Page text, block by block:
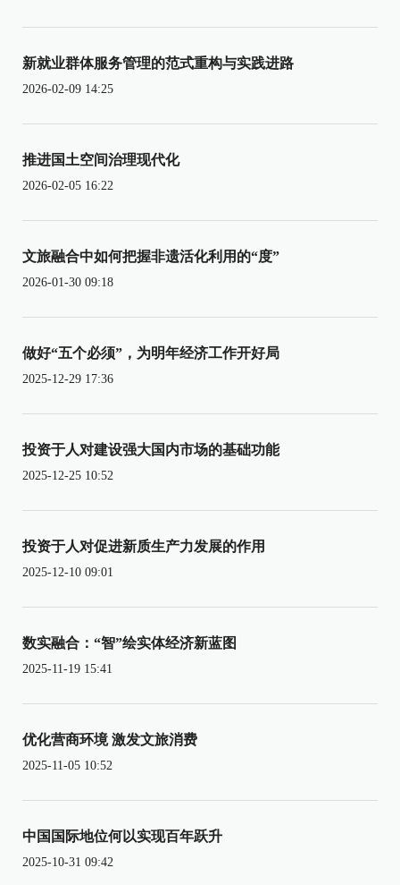
新就业群体服务管理的范式重构与实践进路
2026-02-09 14:25
推进国土空间治理现代化
2026-02-05 16:22
文旅融合中如何把握非遗活化利用的“度”
2026-01-30 09:18
做好“五个必须”，为明年经济工作开好局
2025-12-29 17:36
投资于人对建设强大国内市场的基础功能
2025-12-25 10:52
投资于人对促进新质生产力发展的作用
2025-12-10 09:01
数实融合：“智”绘实体经济新蓝图
2025-11-19 15:41
优化营商环境 激发文旅消费
2025-11-05 10:52
中国国际地位何以实现百年跃升
2025-10-31 09:42